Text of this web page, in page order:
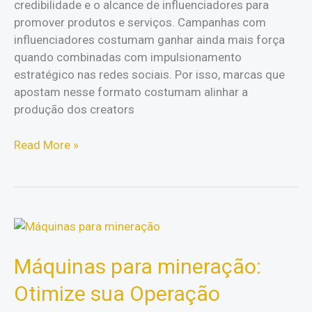
credibilidade e o alcance de influenciadores para
promover produtos e serviços. Campanhas com
influenciadores costumam ganhar ainda mais força
quando combinadas com impulsionamento
estratégico nas redes sociais. Por isso, marcas que
apostam nesse formato costumam alinhar a
produção dos creators
Marketing
em
esta
estratégia!
Read More »
Máquinas para mineração:
Otimize sua Operação